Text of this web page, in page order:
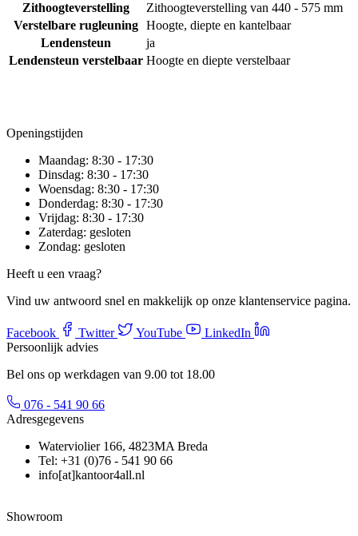
Zithoogteverstelling
Zithoogteverstelling van 440 - 575 mm
Verstelbare rugleuning Hoogte, diepte en kantelbaar
Lendensteun
ja
Lendensteun verstelbaar Hoogte en diepte verstelbaar
Openingstijden
Maandag: 8:30 - 17:30
Dinsdag: 8:30 - 17:30
Woensdag: 8:30 - 17:30
Donderdag: 8:30 - 17:30
Vrijdag: 8:30 - 17:30
Zaterdag: gesloten
Zondag: gesloten
Heeft u een vraag?
Vind uw antwoord snel en makkelijk op onze klantenservice pagina.
Facebook Twitter YouTube
LinkedIn
Persoonlijk advies
Bel ons op werkdagen van 9.00 tot 18.00
076 - 541 90 66
Adresgegevens
Waterviolier 166, 4823MA Breda
Tel: +31 (0)76 - 541 90 66
info[at]kantoor4all.nl
Showroom